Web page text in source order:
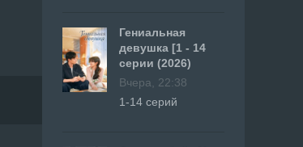
Гениальная
девушка [1 - 14
серии (2026)
Вчера, 22:38
1-14 серий